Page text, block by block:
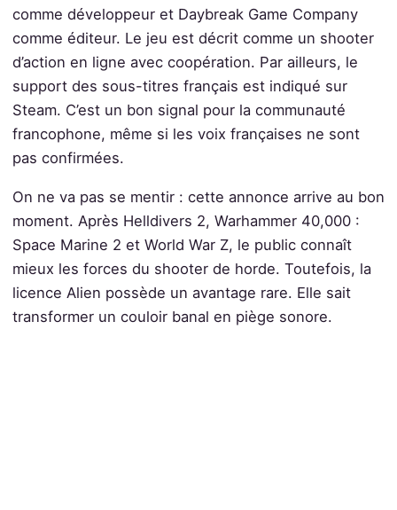
comme développeur et Daybreak Game Company
comme éditeur. Le jeu est décrit comme un shooter
d’action en ligne avec coopération. Par ailleurs, le
support des sous-titres français est indiqué sur
Steam. C’est un bon signal pour la communauté
francophone, même si les voix françaises ne sont
pas confirmées.
On ne va pas se mentir : cette annonce arrive au bon
moment. Après Helldivers 2, Warhammer 40,000 :
Space Marine 2 et World War Z, le public connaît
mieux les forces du shooter de horde. Toutefois, la
licence Alien possède un avantage rare. Elle sait
transformer un couloir banal en piège sonore.